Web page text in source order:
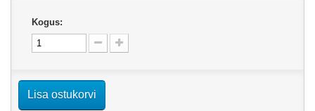
Kogus:
Lisa ostukorvi